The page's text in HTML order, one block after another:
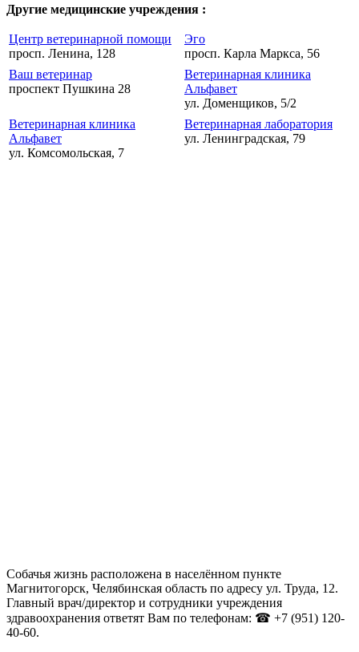
Другие медицинские учреждения :
Центр ветеринарной помощи
просп. Ленина, 128
Эго
просп. Карла Маркса, 56
Ваш ветеринар
проспект Пушкина 28
Ветеринарная клиника
Альфавет
ул. Доменщиков, 5/2
Ветеринарная клиника
Альфавет
ул. Комсомольская, 7
Ветеринарная лаборатория
ул. Ленинградская, 79
Собачья жизнь расположена в населённом пункте
Магнитогорск, Челябинская область по адресу ул. Труда, 12.
Главный врач/директор и сотрудники учреждения
здравоохранения ответят Вам по телефонам: ☎ +7 (951) 120-
40-60.